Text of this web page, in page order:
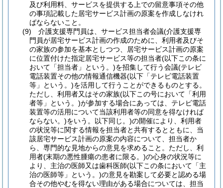
及び利用料、サービスを提供する上での留意事項その他
の事項記載した居宅サービス計画の原案を作成しなけれ
ばならないこと。
(9)
介護支援専門員は、サービス担当者会議(介護支援専
門員が居宅サービス計画の作成のために、利用者及びそ
の家族の参加を基本としつつ、居宅サービス計画の原案
に位置付けた指定居宅サービス等の担当者(以下この条に
おいて「担当者」という。)を招集して行う会議(テレビ
電話装置その他の情報通信機器(以下「テレビ電話装置
等」という。)を活用して行うことができるものとする。
ただし、利用者又はその家族(以下この号において「利用
者等」という。)が参加する場合にあっては、テレビ電話
装置等の活用について当該利用者等の同意を得なければ
ならない。)をいう。以下同じ。)の開催により、利用者
の状況等に関する情報を担当者と共有するとともに、当
該居宅サービス計画の原案の内容について、担当者か
ら、専門的な見地からの意見を求めること。 ただし、利
用者(末期の悪性腫瘍の患者に限る。)の心身の状況等に
より、主治の医師又は歯科医師(以下この条において「主
治の医師等」という。)の意見を勘案して必要と認める場
合その他やむを得ない理由がある場合については、担当